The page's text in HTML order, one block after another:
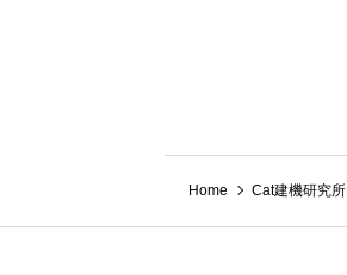
Home Cat建機研究所